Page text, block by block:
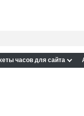
часов для сайта